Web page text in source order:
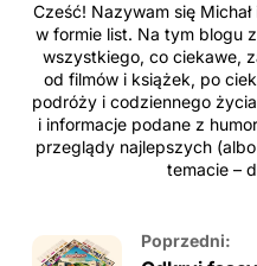
Cześć! Nazywam się
w formie list. Na tym blogu
wszystkiego, co ciekawe,
od filmów i książek, po
podróży i codziennego
i informacje podane z
przeglądy najlepszych
temacie –
Poprzedni: